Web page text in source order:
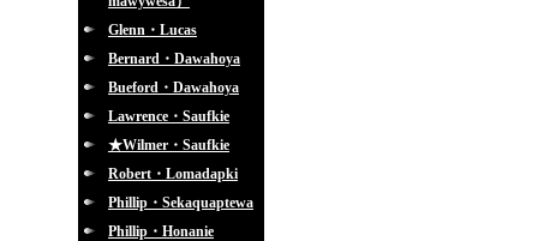
Glenn・Lucas
Bernard・Dawahoya
Bueford・Dawahoya
Lawrence・Saufkie
★Wilmer・Saufkie
Robert・Lomadapki
Phillip・Sekaquaptewa
Phillip・Honanie